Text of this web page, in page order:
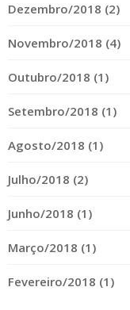
Dezembro/2018 (2)
Novembro/2018 (4)
Outubro/2018 (1)
Setembro/2018 (1)
Agosto/2018 (1)
Julho/2018 (2)
Junho/2018 (1)
Março/2018 (1)
Fevereiro/2018 (1)